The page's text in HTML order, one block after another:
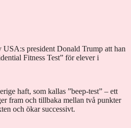
USA:s president Donald Trump att han
Fitness Test” för elever i
haft, som kallas ”beep-test” – ett
fram och tillbaka mellan två punkter
och ökar successivt.